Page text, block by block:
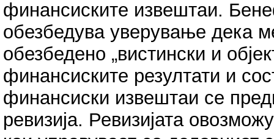
финансиските извештаи.
обезбедува уверување дека
обезбедено „вистински и
финансиските резултати и
финансиски извештаи се
ревизија. Ревизијата